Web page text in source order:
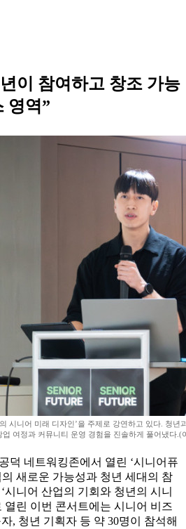
이 참여하고 창조 가능
영역”
시니어 미래 디자인’을 주제로 강연하고 있다. 청년
여정과 커뮤니티 운영 경험을 진솔하게 풀어냈다.(
덕 네트워킹존에서 열린 ‘시니어퓨
새로운 가능성과 청년 세대의 참
시니어 산업의 기회와 청년의 시니
열린 이번 콘서트에는 시니어 비즈
, 청년 기획자 등 약 30명이 참석해